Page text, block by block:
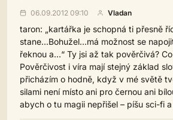
06.09.2012 09:10 Vladan
taron: „kartářka je schopná ti přesně
stane...Bohužel...má možnost se
řeknou a…“ Ty jsi až tak pověrčivá?
Pověrčivost i víra mají stejný základ
přicházím o hodně, když v mé světě
silami není místo ani pro černou ani
abych o tu magii nepřišel – píšu sci-fi